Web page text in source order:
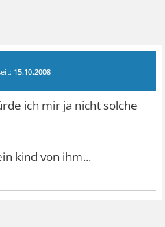
15.10.2008
ich mir ja nicht solche
kind von ihm...